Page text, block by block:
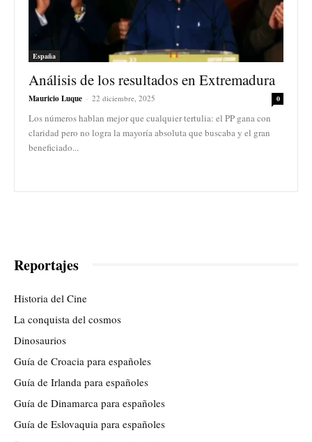
España
Análisis de los resultados en Extremadura
Mauricio Luque - 22 diciembre, 2025 0
Los números hablan mejor que cualquier tertulia: el PP gana con
claridad pero no logra la mayoría absoluta que buscaba y el gran
beneficiado...
Reportajes
Historia del Cine
La conquista del cosmos
Dinosaurios
Guía de Croacia para españoles
Guía de Irlanda para españoles
Guía de Dinamarca para españoles
Guía de Eslovaquia para españoles